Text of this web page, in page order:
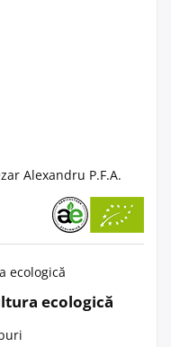
Alexandru P.F.A.
ecologică